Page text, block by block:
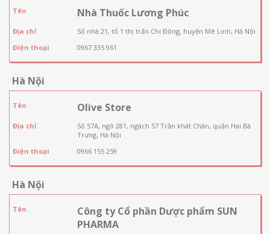
Tên Nhà Thuốc Lương Phúc
Địa chỉ
Số nhà 21, tổ 1 thị trấn Chi Đông, huyện Mê Linh, Hà Nội
Điện thoại
0967 335 961
Hà Nội
Tên Olive Store
Địa chỉ
Số 57A, ngõ 281, ngách 57 Trần khát Chân, quận Hai Bà
Trưng, Hà Nội
Điện thoại
0966 155 259
Hà Nội
Tên
Công ty Cổ phần Dược phẩm SUN
PHARMA